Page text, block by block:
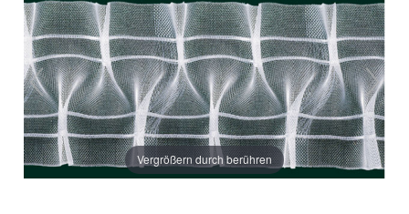
Vergrößern durch berühren